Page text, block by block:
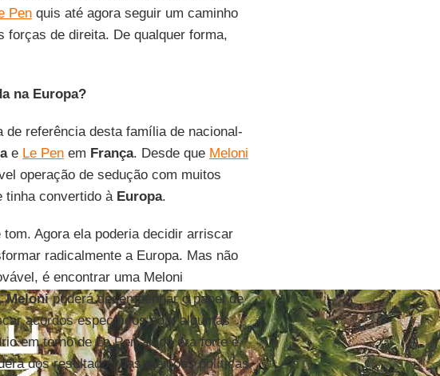
Penquis até agora seguir um caminho
de direita. De qualquer forma,
na Europa?
referência desta família de nacional-
e Le Penem França. Desde que Meloni
operação de sedução com muitos
tinha convertido à Europa.
Agora ela poderia decidir arriscar
radicalmente a Europa. Mas não
é encontrar uma Meloni
Melonipoderá desempenhar o papel de
acordos específicos com algumas
em torno de Le Pen ainda era forte e
dos resultados das eleições políticas